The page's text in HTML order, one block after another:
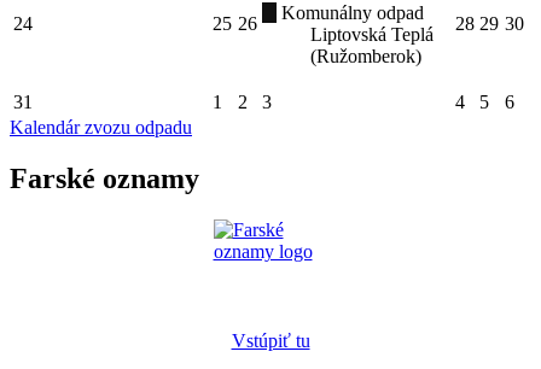
24 25 26
Komunálny odpad
Liptovská Teplá
(Ružomberok)
28 29 30
31 1 2 3 4 5
6
Kalendár zvozu odpadu
Farské oznamy
Vstúpiť tu